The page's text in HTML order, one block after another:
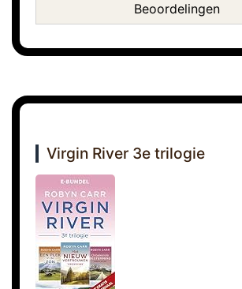
Beoordelingen
Virgin River 3e trilogie